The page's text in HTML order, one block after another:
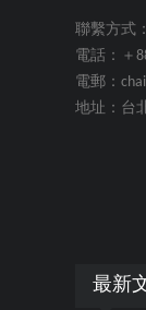
聯繫方式：
電話：＋
電郵：
地址：台
最新